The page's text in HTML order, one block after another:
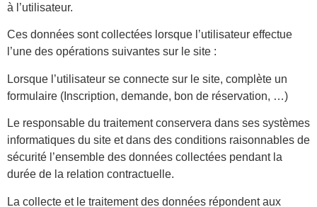
à l’utilisateur.
Ces données sont collectées lorsque l’utilisateur effectue
l’une des opérations suivantes sur le site :
Lorsque l’utilisateur se connecte sur le site, complète un
formulaire (Inscription, demande, bon de réservation, …)
Le responsable du traitement conservera dans ses systèmes
informatiques du site et dans des conditions raisonnables de
sécurité l’ensemble des données collectées pendant la
durée de la relation contractuelle.
La collecte et le traitement des données répondent aux